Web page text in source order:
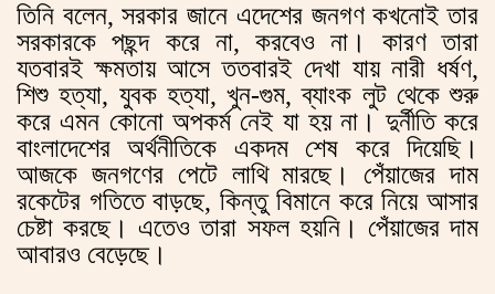
তিনি বলেন, সরকার জানে এদেশের জনগণ কখনোই তার
সরকারকে পছন্দ করে না, করবেও না। কারণ তারা
যতবারই ক্ষমতায় আসে ততবারই দেখা যায় নারী ধর্ষণ,
শিশু হত্যা, যুবক হত্যা, খুন-গুম, ব্যাংক লুট থেকে শুরু
করে এমন কোনো অপকর্ম নেই যা হয় না। দুর্নীতি করে
বাংলাদেশের অর্থনীতিকে একদম শেষ করে দিয়েছি।
আজকে জনগণের পেটে লাথি মারছে। পেঁয়াজের দাম
রকেটের গতিতে বাড়ছে, কিন্তু বিমানে করে নিয়ে আসার
চেষ্টা করছে। এতেও তারা সফল হয়নি। পেঁয়াজের দাম
আবারও বেড়েছে।